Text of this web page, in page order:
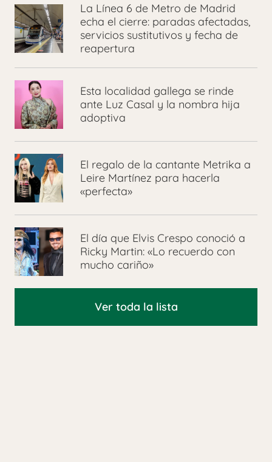
La Línea 6 de Metro de Madrid
echa el cierre: paradas afectadas,
servicios sustitutivos y fecha de
reapertura
Esta localidad gallega se rinde
ante Luz Casal y la nombra hija
adoptiva
El regalo de la cantante Metrika a
Leire Martínez para hacerla
«perfecta»
El día que Elvis Crespo conoció a
Ricky Martin: «Lo recuerdo con
mucho cariño»
Ver toda la lista